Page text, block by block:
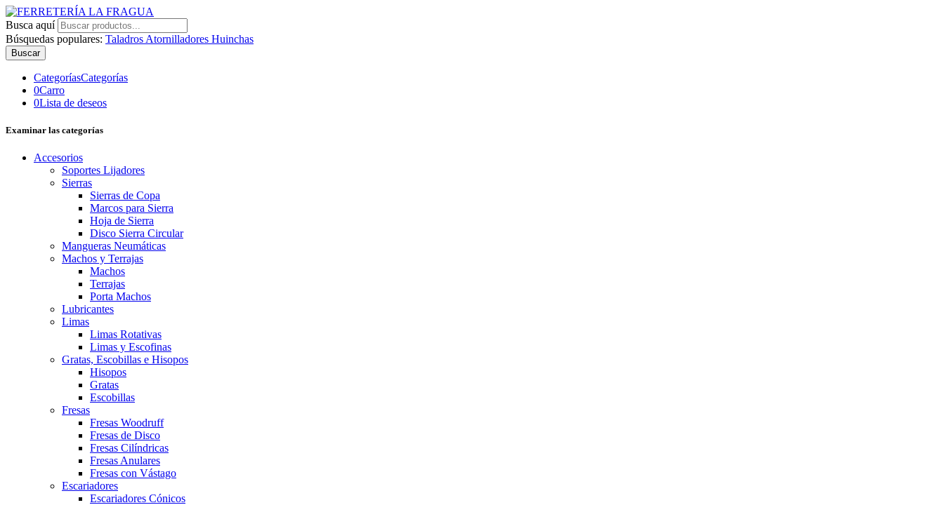
Busca aquí
Búsquedas populares: Taladros Atornilladores Huinchas
Buscar
CategoríasCategorías
0Carro
0Lista de deseos
Examinar las categorías
Accesorios
Soportes Lijadores
Sierras
Sierras de Copa
Marcos para Sierra
Hoja de Sierra
Disco Sierra Circular
Mangueras Neumáticas
Machos y Terrajas
Machos
Terrajas
Porta Machos
Lubricantes
Limas
Limas Rotativas
Limas y Escofinas
Gratas, Escobillas e Hisopos
Hisopos
Gratas
Escobillas
Fresas
Fresas Woodruff
Fresas de Disco
Fresas Cilíndricas
Fresas Anulares
Fresas con Vástago
Escariadores
Escariadores Cónicos